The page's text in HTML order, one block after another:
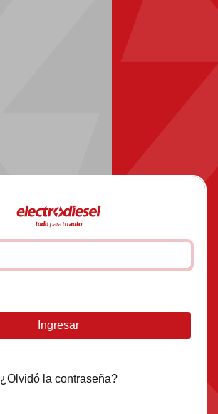
¿Olvidó la contraseña?